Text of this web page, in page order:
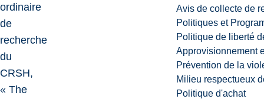
Avis de collecte de
Politiques et
Politique de liberté
Approvisionnement
Prévention de la
Milieu respectueux
Politique d'achat
ordinaire
de
recherche
du
CRSH,
« The